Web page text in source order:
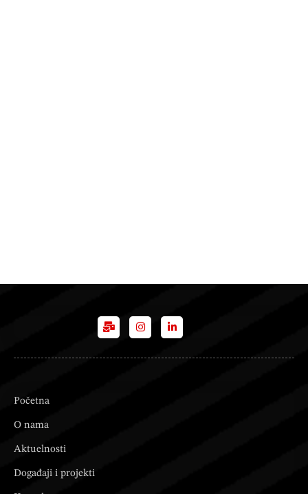
Početna
O nama
Aktuelnosti
Događaji i projekti